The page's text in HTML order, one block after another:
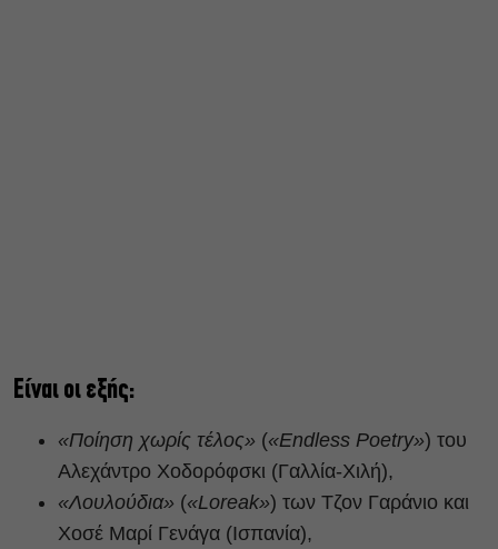
Είναι οι εξής:
«Ποίηση χωρίς τέλος» («Endless Poetry») του
Αλεχάντρο Χοδορόφσκι (Γαλλία-Χιλή),
«Λουλούδια» («Loreak») των Τζον Γαράνιο και
Χοσέ Μαρί Γενάγα (Ισπανία),